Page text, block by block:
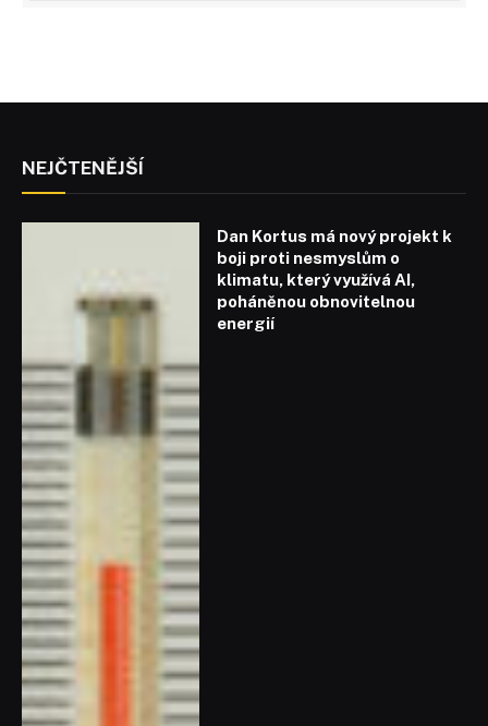
NEJČTENĚJŠÍ
Dan Kortus má nový projekt k
boji proti nesmyslům o
klimatu, který využívá AI,
poháněnou obnovitelnou
energií